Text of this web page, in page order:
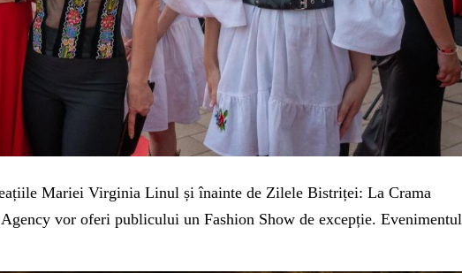
Mariei Virginia Linul și înainte de Zilele Bistriței: La Crama
vor oferi publicului un Fashion Show de excepție. Evenimentul